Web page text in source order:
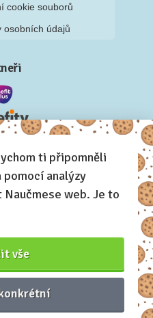
cookie souborů
osobních údajů
2026.
offline i online.
ti připomněli
analýzy
web. Je to
vše